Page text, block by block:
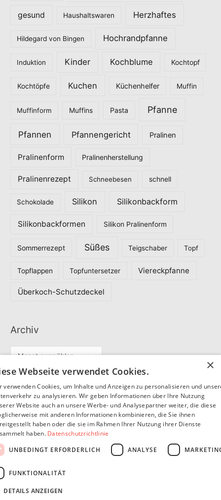
gesund Haushaltswaren Herzhaftes
Hildegard von Bingen Hochrandpfanne
Induktion Kinder Kochblume Kochtopf
Kochtöpfe Kuchen Küchenhelfer Muffin
Muffinform Muffins Pasta Pfanne
Pfannen Pfannengericht Pralinen
Pralinenform Pralinenherstellung
Pralinenrezept Schneebesen schnell
Schokolade Silikon Silikonbackform
Silikonbackformen Silikon Pralinenform
Sommerrezept Süßes Teigschaber Topf
Topflappen Topfuntersetzer Viereckpfanne
Überkoch-Schutzdeckel
Archiv
i
v
Partner
SommerSEO
Copyright © 2026
×
Webseite verwendet Cookies.
verwenden Cookies, um Inhalte und Anzeigen zu personalisieren und
zu analysieren. Wir geben Informationen über Ihre Nutzung
Website auch an unsere Werbe- und Analysepartner weiter, die diese
mit anderen Informationen kombinieren, die Sie ihnen
haben oder die sie im Rahmen Ihrer Nutzung ihrer Dienste
haben. Datenschutzrichtlinie
UNBEDINGT ERFORDERLICH
ANALYSE
FUNKTIONALITÄT
DETAILS ANZEIGEN